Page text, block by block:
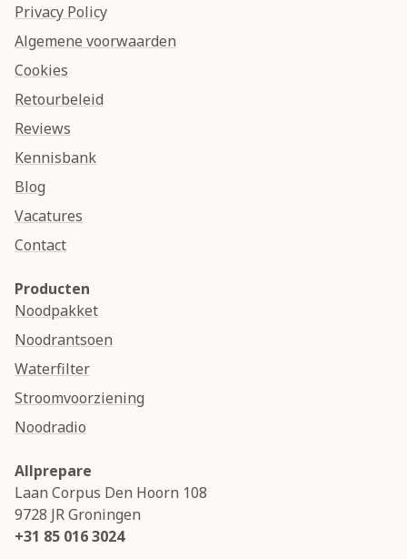
Privacy Policy
Algemene voorwaarden
Cookies
Retourbeleid
Reviews
Kennisbank
Blog
Vacatures
Contact
Producten
Noodpakket
Noodrantsoen
Waterfilter
Stroomvoorziening
Noodradio
Allprepare
Laan Corpus Den Hoorn 108
9728 JRGroningen
+31 85 016 3024